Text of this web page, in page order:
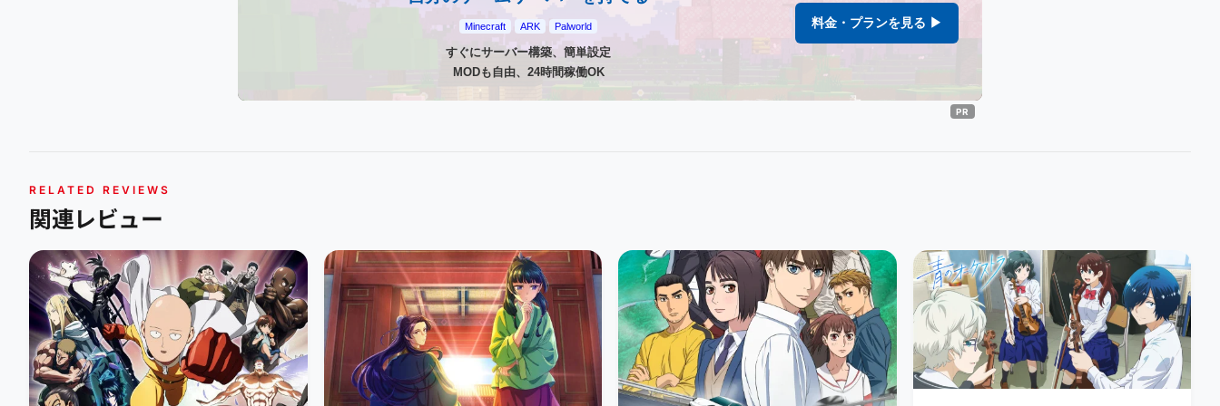
Minecraft ARK Palworld
すぐにサーバー構築、簡単設定
MODも自由、24時間稼働OK
料金・プランを見る ▶
RELATED REVIEWS
関連レビュー